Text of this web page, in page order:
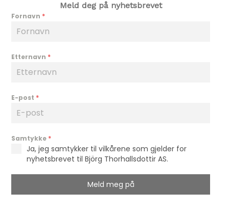
Meld deg på nyhetsbrevet
Fornavn *
Etternavn *
E-post *
Samtykke *
Ja, jeg samtykker til vilkårene som gjelder for
nyhetsbrevet til Björg Thorhallsdottir AS.
Meld meg på